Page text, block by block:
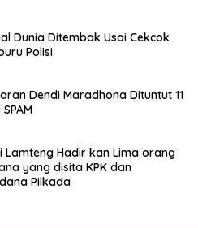
Dunia Ditembak Usai Cekcok
Polisi
Dendi Maradhona Dituntut 11
Lamteng Hadir kan Lima orang
yang disita KPK dan
Pilkada